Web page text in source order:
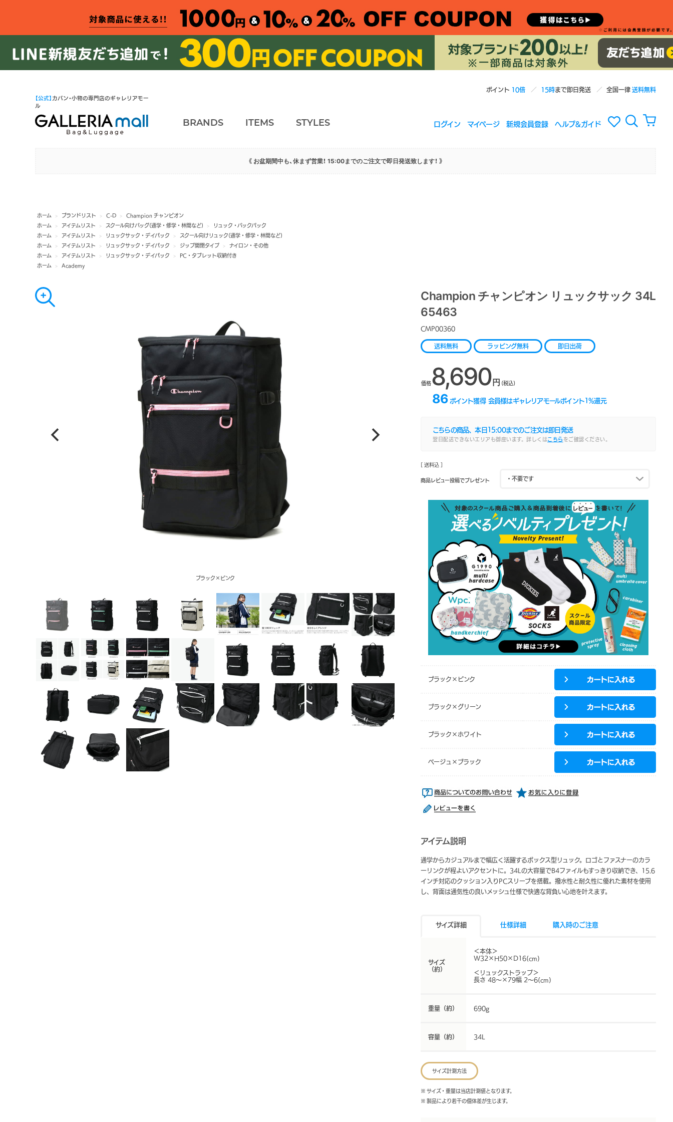
ポイント 10倍 15時まで即日発送 全国一律送料無料
【公式】 カバン・小物の専門店のギャレリアモー
ル
BRANDS ITEMS STYLES ログイン マイページ 新規会員登録 ヘルプ&ガイド
《 お盆期間中も、休まず営業！ 15:00までのご注文で即日発送致します！ 》
ホーム > ブランドリスト > C-D >
Champion チャンピオン
ホーム
> アイテムリスト > スクール向けバッグ(通学・修学・林間など) >
リュック・バックパック
ホーム
> アイテムリスト > リュックサック・デイパック >
スクール向けリュック(通学・修学・林間など)
ホーム
> アイテムリスト > リュックサック・デイパック > ジップ開閉タイプ >
ナイロン・その他
ホーム
> アイテムリスト > リュックサック・デイパック >
PC・タブレット収納付き
ホーム
> Academy
Champion チャンピオン リュックサック 34L
65463
CMP00360
送料無料 ラッピング無料 即日出荷
価格 8,690円 (税込)
86 ポイント獲得 会員様はギャレリアモールポイント 1%還元
こちらの商品、本日 15:00までのご注文は即日発送
翌日配送できないエリアも御座います。詳しくはこちら をご確認ください。
[ 送料込 ]
商品レビュー投稿でプレゼント
ブラック×ピンク
ブラック×グリーン
ブラック×ホワイト
ベージュ×ブラック
アイテム説明
通学からカジュアルまで幅広く活躍するボックス型リュック。ロゴとファスナーのカラ
ーリンクが程よいアクセントに。34Lの大容量でB4ファイルもすっきり収納でき、15.6
インチ対応のクッション入りPCスリーブを搭載。撥水性と耐久性に優れた素材を使用
し、背面は通気性の良いメッシュ仕様で快適な背負い心地を叶えます。
サイズ詳細 仕様詳細 購入時のご注意
サイズ
（約）
＜本体＞
W32×H50×D16(cm)
＜リュックストラップ＞
長さ 48～×79幅 2～6(cm)
重量（約） 690g
容量（約） 34L
サイズ計測方法
※ サイズ・重量は当店計測値となります。
※ 製品により若干の個体差が生じます。
ブラック×ピンク